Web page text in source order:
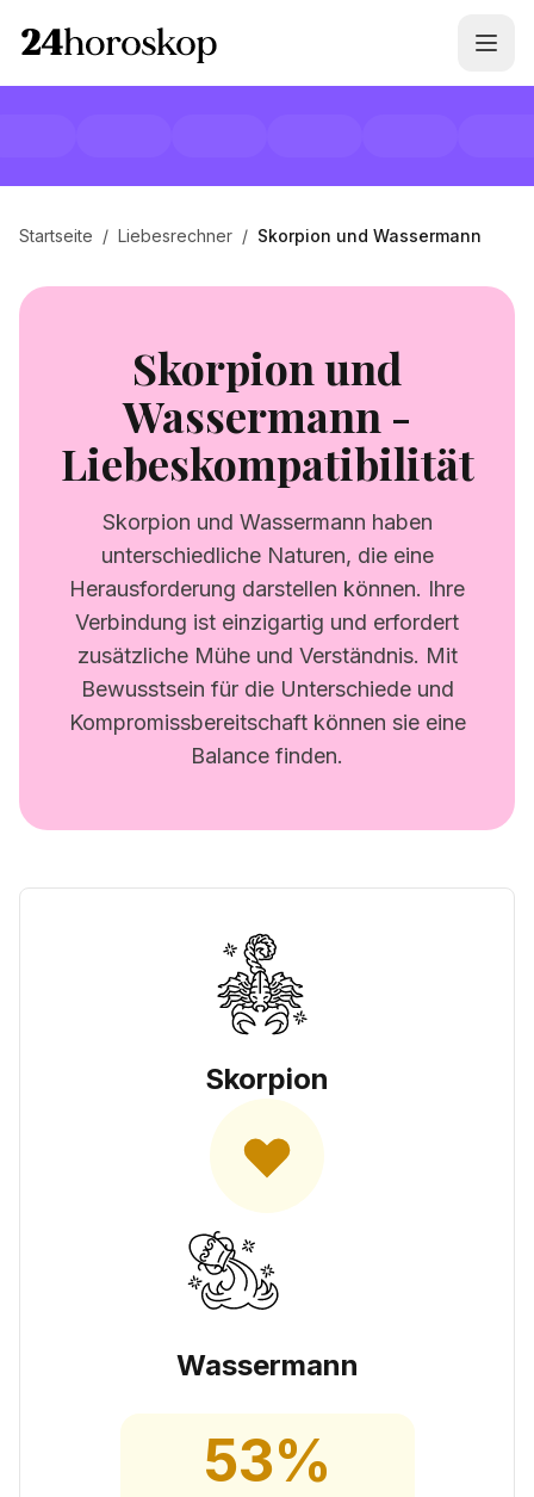
Startseite / Liebesrechner / Skorpion und Wassermann
Skorpion und
Wassermann -
Liebeskompatibilität
Skorpion und Wassermann haben
unterschiedliche Naturen, die eine
Herausforderung darstellen können. Ihre
Verbindung ist einzigartig und erfordert
zusätzliche Mühe und Verständnis. Mit
Bewusstsein für die Unterschiede und
Kompromissbereitschaft können sie eine
Balance finden.
Skorpion
Wassermann
53%